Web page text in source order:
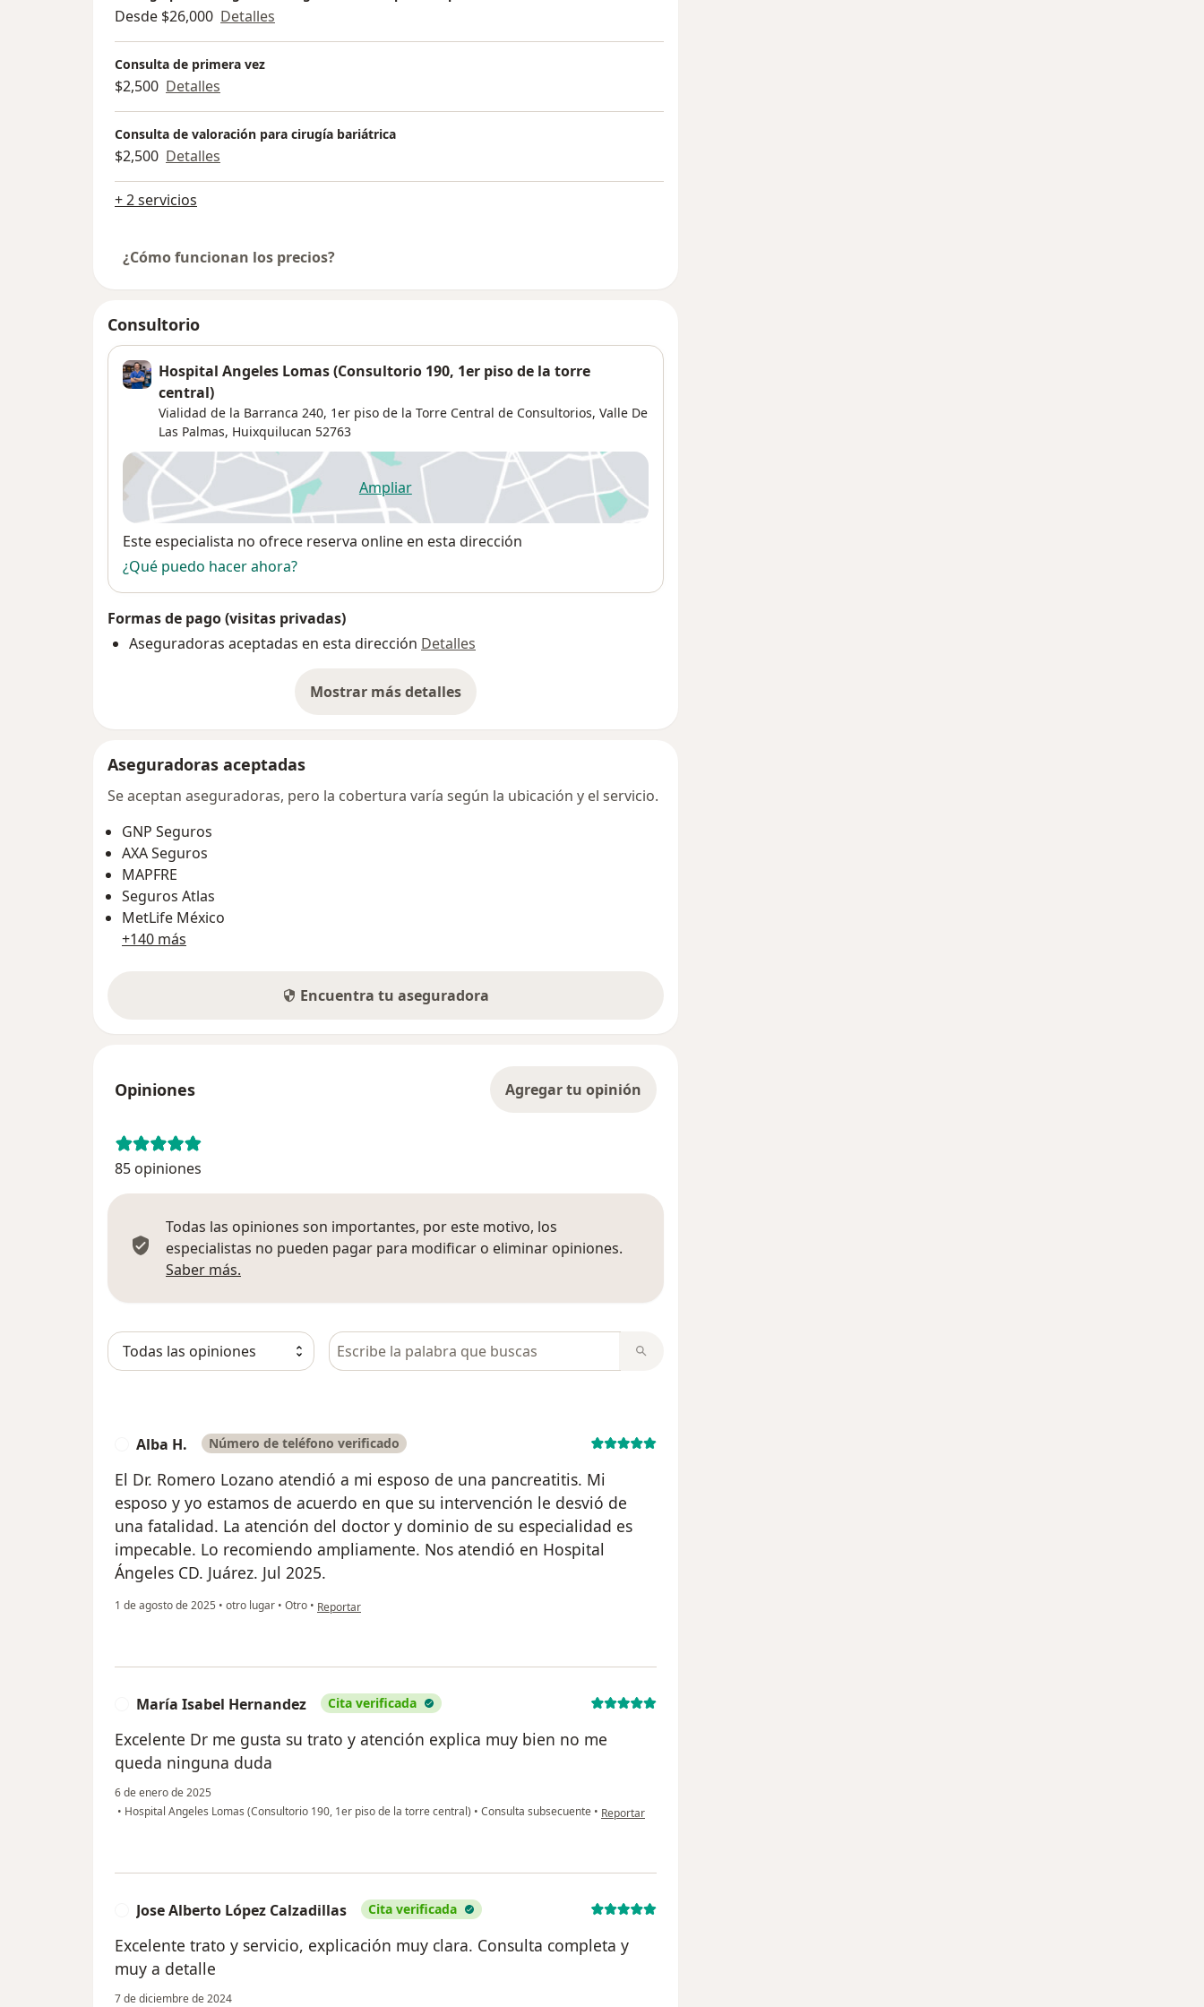
Desde $26,000 Detalles
Consulta de primera vez
$2,500 Detalles
Consulta de valoración para cirugía bariátrica
$2,500 Detalles
+ 2 servicios
¿Cómo funcionan los precios?
Consultorio
Hospital Angeles Lomas (Consultorio 190, 1er piso de la torre
central)
Vialidad de la Barranca 240, 1er piso de la Torre Central de Consultorios, Valle De
Las Palmas, Huixquilucan 52763
Ampliarse abre en una nueva pestaña
Disponibilidad
Este especialista no ofrece reserva online en esta dirección
¿Qué puedo hacer ahora?
Formas de pago (visitas privadas)
Aseguradoras aceptadas en esta dirección Detalles
Mostrar más detalles
sobre la dirección
Aseguradoras aceptadas
Se aceptan aseguradoras, pero la cobertura varía según la ubicación y el servicio.
GNP Seguros
AXA Seguros
MAPFRE
Seguros Atlas
MetLife México
+140 más
Encuentra tu aseguradora
Opiniones Agregar tu opinión
85 opiniones
Todas las opiniones son importantes, por este motivo, los
especialistas no pueden pagar para modificar o eliminar opiniones.
Saber más.
Busca en opiniones
Alba H. Número de teléfono verificado
El Dr. Romero Lozano atendió a mi esposo de una pancreatitis. Mi
esposo y yo estamos de acuerdo en que su intervención le desvió de
una fatalidad. La atención del doctor y dominio de su especialidad es
impecable. Lo recomiendo ampliamente. Nos atendió en Hospital
Ángeles CD. Juárez. Jul 2025.
1 de agosto de 2025 • otro lugar • Otro • en opinión del usuario Alba H.
Reportar
María Isabel Hernandez Cita verificada
Excelente Dr me gusta su trato y atención explica muy bien no me
queda ninguna duda
6 de enero de 2025
• Hospital Angeles Lomas (Consultorio 190, 1er piso de la torre central) • Consulta subsecuente • en opinión del usuario María Isabel Hernandez
Reportar
Jose Alberto López Calzadillas Cita verificada
Excelente trato y servicio, explicación muy clara. Consulta completa y
muy a detalle
7 de diciembre de 2024